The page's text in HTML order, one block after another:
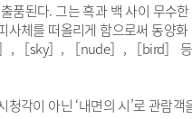
품된다. 그는 흑과 백 사이 무수
체를 떠올리게 함으로써 동양
［sky］, ［nude］, ［bird］
각이 아닌 ‘내면의 시’로 관람